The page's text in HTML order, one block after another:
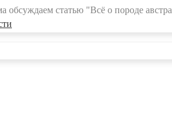
обсуждаем статью "Всё о породе